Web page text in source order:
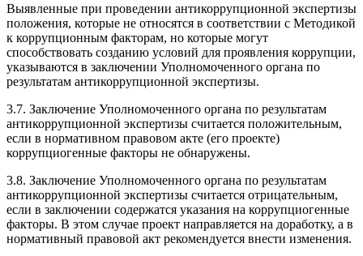
Выявленные при проведении антикоррупционной экспертизы
положения, которые не относятся в соответствии с Методикой
к коррупционным факторам, но которые могут
способствовать созданию условий для проявления коррупции,
указываются в заключении Уполномоченного органа по
результатам антикоррупционной экспертизы.
3.7. Заключение Уполномоченного органа по результатам
антикоррупционной экспертизы считается положительным,
если в нормативном правовом акте (его проекте)
коррупциогенные факторы не обнаружены.
3.8. Заключение Уполномоченного органа по результатам
антикоррупционной экспертизы считается отрицательным,
если в заключении содержатся указания на коррупциогенные
факторы. В этом случае проект направляется на доработку, а в
нормативный правовой акт рекомендуется внести изменения.